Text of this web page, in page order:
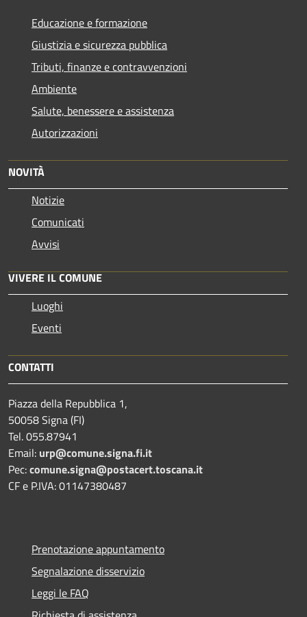
Educazione e formazione
Giustizia e sicurezza pubblica
Tributi, finanze e contravvenzioni
Ambiente
Salute, benessere e assistenza
Autorizzazioni
NOVITÀ
Notizie
Comunicati
Avvisi
VIVERE IL COMUNE
Luoghi
Eventi
CONTATTI
Piazza della Repubblica 1,
50058 Signa (FI)
Tel. 055.87941
Email: urp@comune.signa.fi.it
Pec:comune.signa@postacert.toscana.it
CF e P.IVA: 01147380487
Prenotazione appuntamento
Segnalazione disservizio
Leggi le FAQ